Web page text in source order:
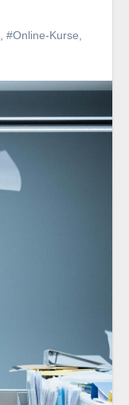
#Online-Kurse